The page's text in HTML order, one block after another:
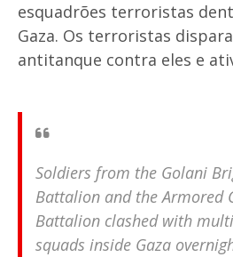
esquadrões terroristas
Gaza. Os terroristas
antitanque contra eles e
Soldiers from the Golani
Battalion and the Armored
Battalion clashed with
squads inside Gaza